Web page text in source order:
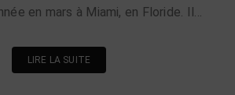
en mars à Miami, en Floride. Il…
LIRE LA SUITE